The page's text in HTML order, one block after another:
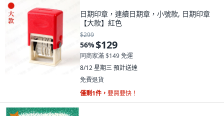
日期印章，連續日期章，小號款, 日期印章
【大款】紅色
$299
56%$129
同商家滿 $149 免運
8/12 星期三預計送達
免費退貨
僅剩1件， 要買要快！